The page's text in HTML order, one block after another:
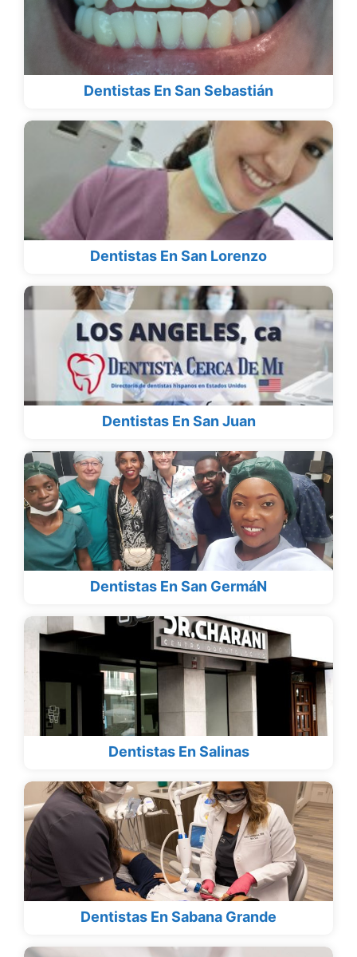
Dentistas En San Sebastián
Dentistas En San Lorenzo
Dentistas En San Juan
Dentistas En San GermáN
Dentistas En Salinas
Dentistas En Sabana Grande